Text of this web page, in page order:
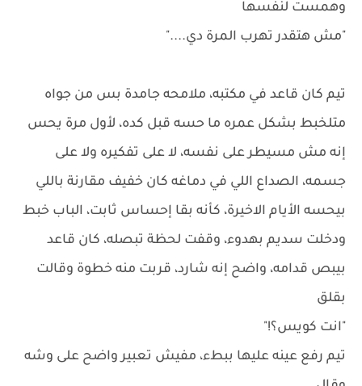
وهمست لنفسها
"مش هتقدر تهرب المرة دي...."
تيم كان قاعد في مكتبه، ملامحه جامدة بس من جواه
متلخبط بشكل عمره ما حسه قبل كده، لأول مرة يحس
إنه مش مسيطر على نفسه، لا على تفكيره ولا على
جسمه، الصداع اللي في دماغه كان خفيف مقارنة باللي
بيحسه الأيام الاخيرة، كأنه بقا إحساس ثابت، الباب خبط
ودخلت سديم بهدوء، وقفت لحظة تبصله، كان قاعد
بيبص قدامه، واضح إنه شارد، قربت منه خطوة وقالت
بقلق
"انت كويس؟!"
تيم رفع عينه عليها ببطء، مفيش تعبير واضح على وشه